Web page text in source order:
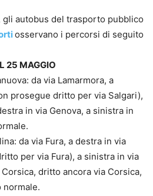
gli autobus del trasporto pubblico
osservano i percorsi di seguito
25 MAGGIO
da via Lamarmora, a
prosegue dritto per via Salgari),
in via Genova, a sinistra in
da via Fura, a destra in via
per via Fura), a sinistra in via
dritto ancora via Corsica,
normale.